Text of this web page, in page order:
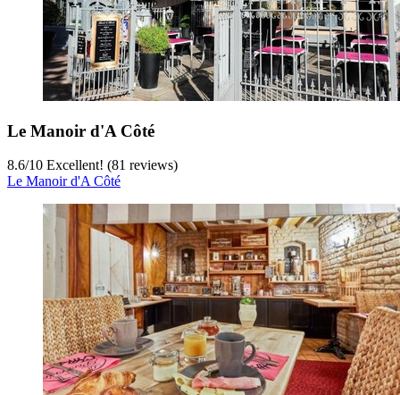
Le Manoir d'A Côté
8.6/10 Excellent! (81 reviews)
Le Manoir d'A Côté